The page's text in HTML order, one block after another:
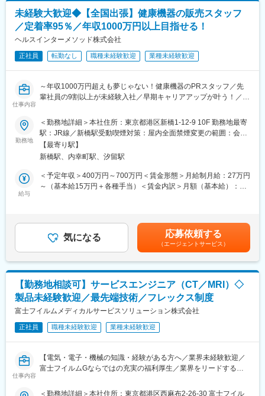
https://www.medtronic.com/jp-ja/our-company/press/2025-06-
affera-mapping-ablation-system.html
■企業の魅力／特徴
体外型ペースメーカの開発やリードレスペースメーカ、手術支援
変更の範囲：会社の定める業務
ボティクス技術を用いた手術支援システム
■業務詳細
・担当する製品の提案、技術サポート
・医療機関へのサポート（手術立ち会い、勉強・セミナーの主催
など）
・各種学会への参加
配属先の「ジョイントリプレースメント/サージカル事業本部」
は、数ある同社の事業部の中で最も売上比率の大きい事業部の一
つです。慢性的な関節疾患に用いる人工関節や、業界随一のシェ
アを誇る整形外科用手術ロボット「Mako」のほか、手術現場の課
題を解決するための様々なデバイスを取り扱っています。
■研修について
■働き方に関して
基本的に直行直帰スタイルですので、柔軟な働き方が可能です。
等は滅多に発生しません。
■キャリアパス
部内でのキャリアパス以外にも、マーケティングやトレーニング
部隊、バックオフィスなどといった様々な職種へチャレンジでき
る社内公募制度がございます。また、女性活躍も推進しており、
出産・育休を経て復帰し活躍している社員もいます。
未経験大歓迎◆【全国出張】健康機器の販売スタッフ
／定着率95％／年収1000万円以上目指せる！
ヘルスインターメソッド株式会社
正社員 転勤なし 職種未経験歓迎 業種未経験歓迎
仕事内容
～年収1000万円超えも夢じゃない！健康機器のPRスタッフ／先
輩社員の9割以上が未経験入社／早期キャリアアップが叶う！／社
【仕事内容】
全国の商業施設や大型スーパー、ドンキ、駐車場内プレハブ会場
などで開催される、
長期型の“体験イベント” にて、家庭用医療機器の PR・体験サポー
ト・販売 を行う仕事です。
毎日来場されるお客様の健康をサポートしながら、チームで売場
・イベント会場のブース設営（機材配置・ディスプレイなど）
・健康に関する簡単なヒアリング（肩こり、睡眠、姿勢など）
・家庭用医療機器の体験サポート（安全確認／使用方法案内）
・購入希望者へのご案内・成約後フォロー
※1日の来場者は平均450名
※売込型ではなく「悩みを聞いて寄り添う」スタイルです
【取り扱う製品】
コスモヘルス社製の家庭用医療機器「プレセンス」
（特許取得／市場トップシェア／安全性や信頼性が認められた確
かな商品）
※50～60代のお客様に人気
※「あなたがいたから買った」と言われることが多い仕事です
勤務地
＜勤務地詳細＞本社住所：東京都港区新橋1-12-9 10F 勤務地最寄
駅：JR線／新橋駅受動喫煙対策：屋内全面禁煙変更の範囲：会社
の定める事業所
【最寄り駅】
新橋駅、内幸町駅、汐留駅
給与
＜予定年収＞400万円～700万円＜賃金形態＞月給制月給：27万円
～（基本給15万円＋各種手当）＜賃金内訳＞月額（基本給）：
＞※経験・年齢・能力などを考慮の上決定※年3回、売上の14～
20％をインセンティブとして支給※現社員は入社後平均1年で店舗
責任者（店長）へ昇進し月給30万円以上＋歩合給、年収1000万円
以上のイメージです。※社員の年収例：入社2年目930万円／入社3
年目1420万円賃金はあくまでも目安の金額であり、選考を通じて
上下する可能性があります。月給(月額)は固定手当を含めた表記で
す。
気になる 応募依頼する
（エージェントサービス）
【勤務地相談可】サービスエンジニア（CT／MRI）◇
製品未経験歓迎／最先端技術／フレックス制度
富士フイルムメディカルサービスソリューション株式会社
正社員 職種未経験歓迎 業種未経験歓迎
仕事内容
【電気・電子・機械の知識・経験がある方へ／業界未経験歓迎／
富士フイルムGならではの充実の福利厚生／業界をリードするメ
＜勤務地詳細＞本社住所：東京都港区西麻布2-26-30 富士フイル